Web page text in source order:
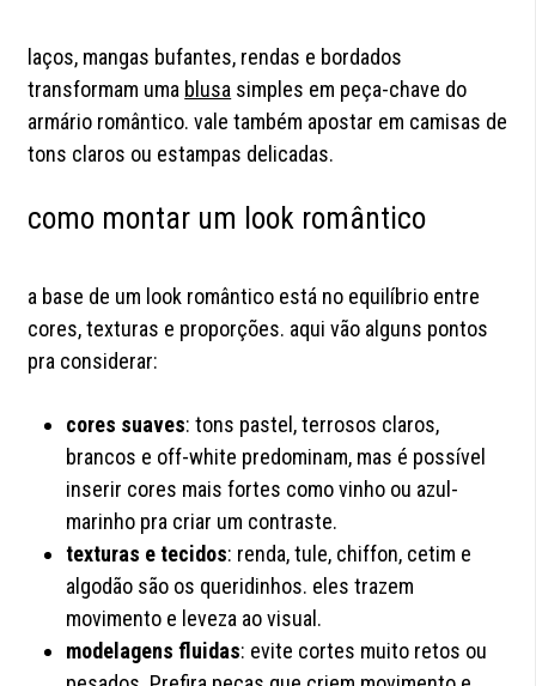
laços, mangas bufantes, rendas e bordados
transformam uma blusa simples em peça-chave do
armário romântico. vale também apostar em camisas de
tons claros ou estampas delicadas.
como montar um look romântico
a base de um look romântico está no equilíbrio entre
cores, texturas e proporções. aqui vão alguns pontos
pra considerar:
cores suaves: tons pastel, terrosos claros,
brancos e off-white predominam, mas é possível
inserir cores mais fortes como vinho ou azul-
marinho pra criar um contraste.
texturas e tecidos: renda, tule, chiffon, cetim e
algodão são os queridinhos. eles trazem
movimento e leveza ao visual.
modelagens fluidas: evite cortes muito retos ou